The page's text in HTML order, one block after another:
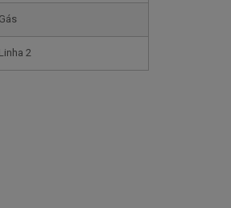
gás
linha 2